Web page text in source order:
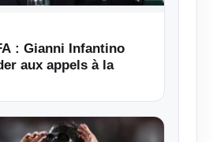
: Gianni Infantino
aux appels à la